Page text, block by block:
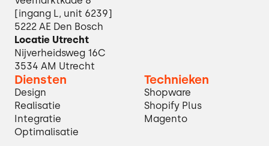
[ingang L, unit 6239]
5222 AE Den Bosch
Locatie Utrecht
Nijverheidsweg 16C
3534 AM Utrecht
Diensten
Design
Realisatie
Integratie
Optimalisatie
Technieken
Shopware
Shopify Plus
Magento